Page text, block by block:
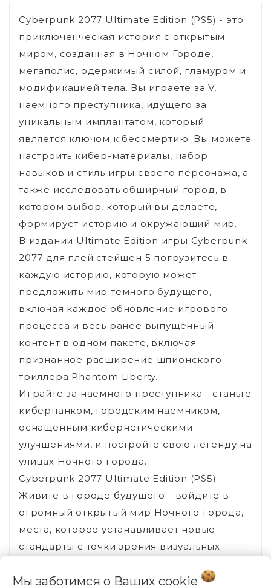
Cyberpunk 2077 Ultimate Edition (PS5) - это
приключенческая история с открытым
миром, созданная в Ночном Городе,
мегаполис, одержимый силой, гламуром и
модификацией тела. Вы играете за V,
наемного преступника, идущего за
уникальным имплантатом, который
является ключом к бессмертию. Вы можете
настроить кибер-материалы, набор
навыков и стиль игры своего персонажа, а
также исследовать обширный город, в
котором выбор, который вы делаете,
формирует историю и окружающий мир.
В издании Ultimate Edition игры Cyberpunk
2077 для плей стейшен 5 погрузитесь в
каждую историю, которую может
предложить мир темного будущего,
включая каждое обновление игрового
процесса и весь ранее выпущенный
контент в одном пакете, включая
признанное расширение шпионского
триллера Phantom Liberty.
Играйте за наемного преступника - станьте
киберпанком, городским наемником,
оснащенным кибернетическими
улучшениями, и постройте свою легенду на
улицах Ночного города.
Cyberpunk 2077 Ultimate Edition (PS5) -
Живите в городе будущего - войдите в
огромный открытый мир Ночного города,
места, которое устанавливает новые
стандарты с точки зрения визуальных
имплантат, дающий вечную жизнь -
Мы заботимся о Ваших cookie